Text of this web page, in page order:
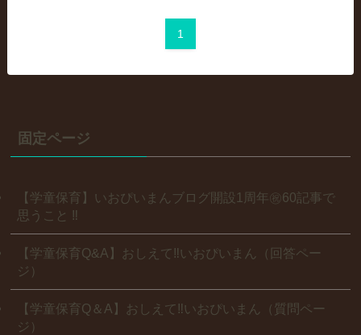
1
固定ページ
【学童保育】いおぴいまんブログ開設1周年㊗60記事で
思うこと ‼
【学童保育Q&A】おしえて‼いおぴいまん（回答ペー
ジ）
【学童保育Q＆A】おしえて‼いおぴいまん（質問ペー
ジ）